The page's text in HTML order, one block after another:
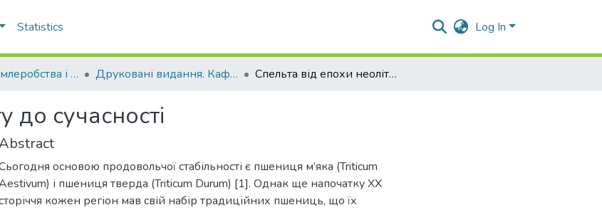
Statistics Log In
Кафедра землеробства і агрохімії ім. В.І.Сазанова Друковані видання. Кафедра землеробства і агрохімії ім. В.І.Сазанова Спельта від епохи неоліту до сучасності
до сучасності
основою продовольчої стабільності є пшениця м’яка (Triticum
і пшениця тверда (Triticum Durum) [1]. Однак ще напочатку ХХ
кожен регіон мав свій набір традиційних пшениць, що їх